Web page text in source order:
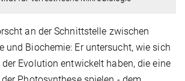
an der Schnittstelle zwischen
und Biochemie: Er untersucht, wie sich
Evolution entwickelt haben, die eine